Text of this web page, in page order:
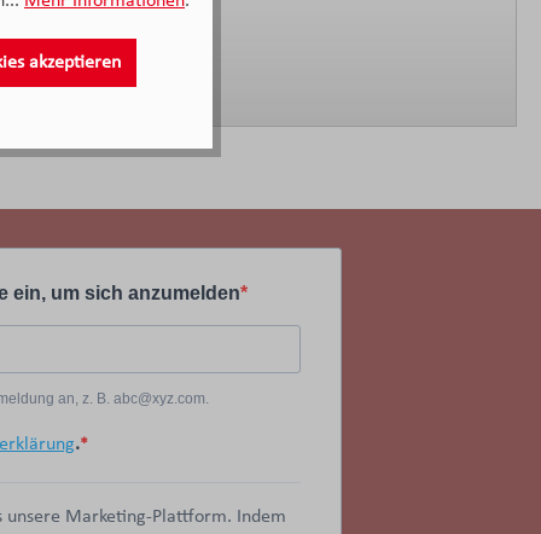
ein, um sich anzumelden
an, z. B. abc@xyz.com.
.
unsere Marketing-Plattform. Indem
akzeptieren